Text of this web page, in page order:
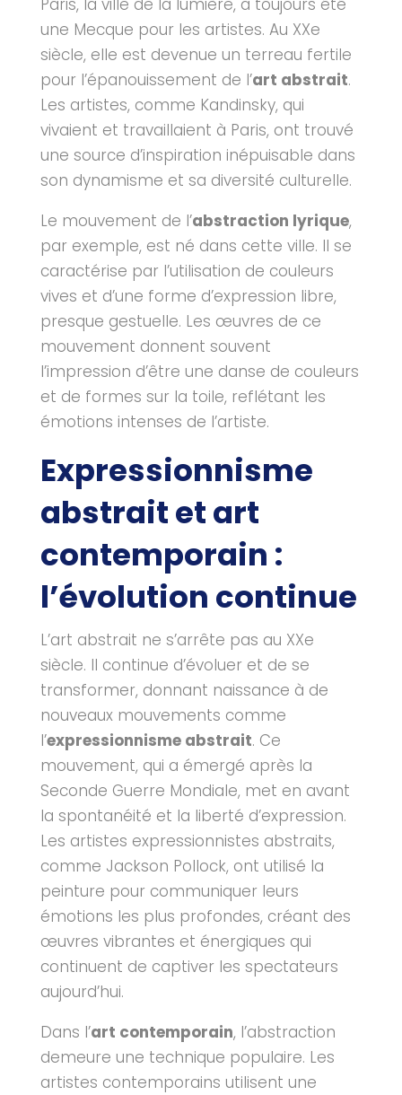
Paris, la ville de la lumière, a toujours été
une Mecque pour les artistes. Au XXe
siècle, elle est devenue un terreau fertile
pour l’épanouissement de l’art abstrait.
Les artistes, comme Kandinsky, qui
vivaient et travaillaient à Paris, ont trouvé
une source d’inspiration inépuisable dans
son dynamisme et sa diversité culturelle.
Le mouvement de l’abstraction lyrique,
par exemple, est né dans cette ville. Il se
caractérise par l’utilisation de couleurs
vives et d’une forme d’expression libre,
presque gestuelle. Les œuvres de ce
mouvement donnent souvent
l’impression d’être une danse de couleurs
et de formes sur la toile, reflétant les
émotions intenses de l’artiste.
Expressionnisme
abstrait et art
contemporain :
l’évolution continue
L’art abstrait ne s’arrête pas au XXe
siècle. Il continue d’évoluer et de se
transformer, donnant naissance à de
nouveaux mouvements comme
l’expressionnisme abstrait. Ce
mouvement, qui a émergé après la
Seconde Guerre Mondiale, met en avant
la spontanéité et la liberté d’expression.
Les artistes expressionnistes abstraits,
comme Jackson Pollock, ont utilisé la
peinture pour communiquer leurs
émotions les plus profondes, créant des
œuvres vibrantes et énergiques qui
continuent de captiver les spectateurs
aujourd’hui.
Dans l’art contemporain, l’abstraction
demeure une technique populaire. Les
artistes contemporains utilisent une